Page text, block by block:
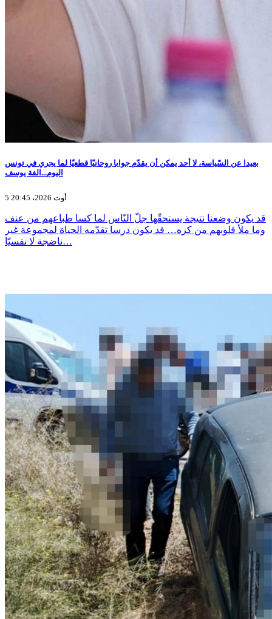
بعيدا عن السّياسة، لا أحد يمكن أن يقدّم جوابا روحانيّا قطعيّا لما يجري في تونس
اليوم...الفة يوسف
5 أوت 2026، 20:45
قد يكون وضعنا نتيجة يستحقّها جلّ النّاس لما كسا طباعهم من عنف
وما ملأ قلوبهم من كره… قد يكون درسا تقدّمه الحياة لمجموعة غير
ناضجة لا نفسيّا…